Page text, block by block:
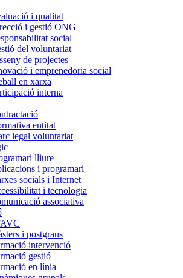
i qualitat
i gestió ONG
social
del voluntariat
de projectes
i emprenedoria social
en xarxa
interna
entitat
legal voluntariat
lliure
i programari
socials i Internet
i tecnologia
associativa
i postgraus
intervenció
gestió
en línia